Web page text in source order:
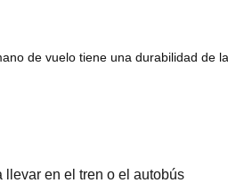
de vuelo tiene una durabilidad de
en el tren o el autobús